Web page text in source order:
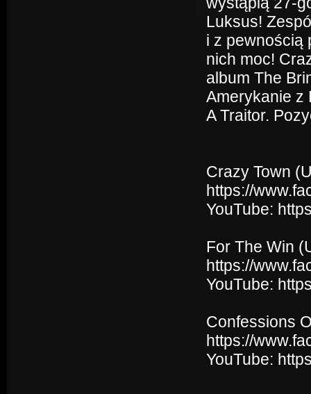
Luksus!
i z pewnością
nich moc!
album The
Amerykanie z
A Traitor.
Crazy Town
https://
YouTube:
For The Win
https://
YouTube:
Confessions
https://
YouTube: